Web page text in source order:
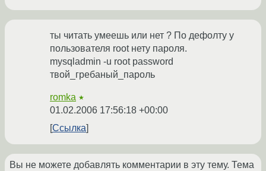
ты читать умеешь или нет ? По дефолту у
пользователя root нету пароля.
mysqladmin -u root password
твой_гребаный_пароль
romka ★
01.02.2006 17:56:18 +00:00
Ссылка
Вы не можете добавлять комментарии в эту тему. Тема